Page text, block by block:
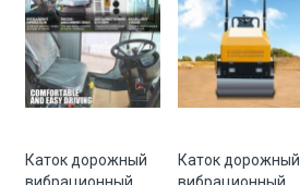
Каток дорожный
вибрационный
Каток дорожный
вибрационный